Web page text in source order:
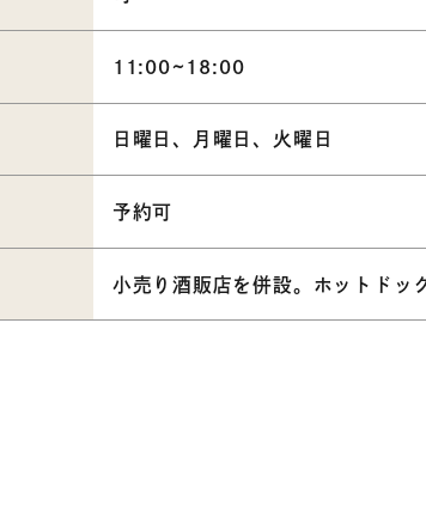
11:00~18:00
日曜日、月曜日、火曜日
予約可
小売り酒販店を併設。ホットドッ